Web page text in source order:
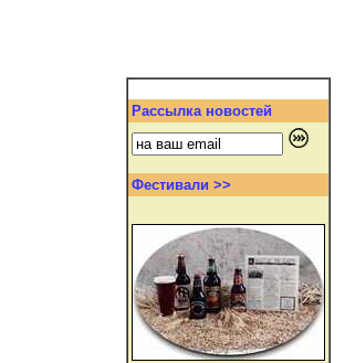
Рассылка новостей
Фестивали >>